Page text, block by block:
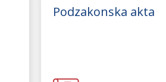
Podzakonska akta